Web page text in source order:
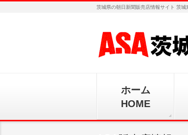
茨城県の朝日新聞販売店情報サイト 茨
ホーム
HOME